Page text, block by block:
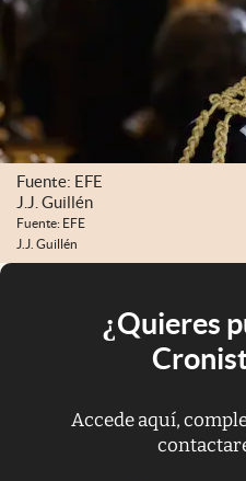
Fuente: EFE
J.J. Guillén
Fuente: EFE
J.J. Guillén
¿Quieres
Accede aquí,